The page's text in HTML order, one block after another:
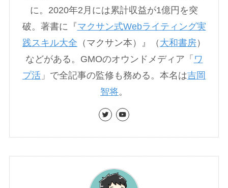
に。2020年2月には累計収益が1億円を突
破。著書に『マクサン式Webライティング実
践スキル大全 （マクサン本）』（ 大和書房）
などがある。GMOのオウンドメディア「 ワ
プ活 」で全記事の監修も務める。本名は吉岡
智将。